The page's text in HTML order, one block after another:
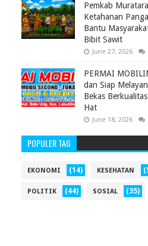
Pemkab
Ketahanan
Bantu
Bibit Sawit
June 27, 2026
PERMAI
dan Siap
Bekas
Hat
June 18, 2026
POPULER TAG
EKONOMI (14) KESEHATAN
POLITIK (44) SOSIAL (35)